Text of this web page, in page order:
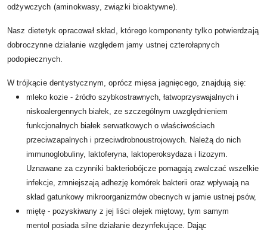
odżywczych (aminokwasy, związki bioaktywne).
Nasz dietetyk opracował skład, którego komponenty tylko potwierdzają
dobroczynne działanie względem jamy ustnej czterołapnych
podopiecznych.
W trójkącie dentystycznym, oprócz mięsa jagnięcego, znajdują się:
mleko kozie - źródło szybkostrawnych, łatwoprzyswajalnych i
niskoalergennych białek, ze szczególnym uwzględnieniem
funkcjonalnych białek serwatkowych o właściwościach
przeciwzapalnych i przeciwdrobnoustrojowych. Należą do nich
immunoglobuliny, laktoferyna, laktoperoksydaza i lizozym.
Uznawane za czynniki bakteriobójcze pomagają zwalczać wszelkie
infekcje, zmniejszają adhezję komórek bakterii oraz wpływają na
skład gatunkowy mikroorganizmów obecnych w jamie ustnej psów,
miętę - pozyskiwany z jej liści olejek miętowy, tym samym
mentol posiada silne działanie dezynfekujące. Dając